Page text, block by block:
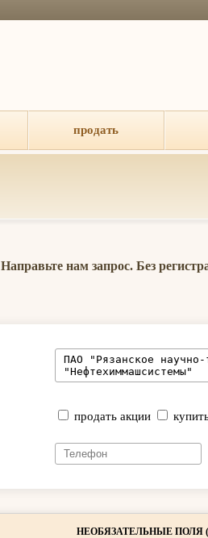
продать
Направьте нам запрос. Без
продать акции
НЕОБЯЗАТЕЛЬНЫЕ ПОЛЯ